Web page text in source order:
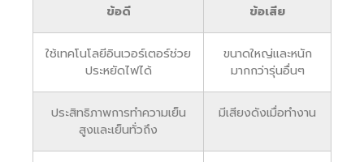
ข้อดี ข้อเสีย
ใช้เทคโนโลยีอินเวอร์เตอร์ช่วย
ประหยัดไฟได้
ขนาดใหญ่และหนัก
มากกว่ารุ่นอื่นๆ
ประสิทธิภาพการทำความเย็น
สูงและเย็นทั่วถึง
มีเสียงดังเมื่อทำงาน